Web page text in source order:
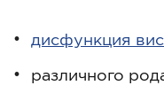
дисфункция
различного